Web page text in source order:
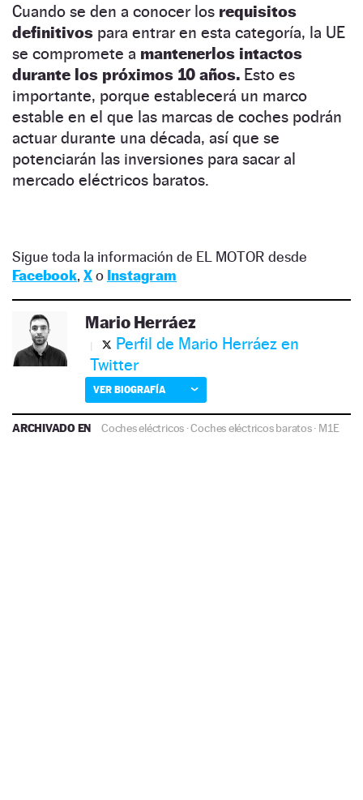
Cuando se den a conocer los requisitos
definitivos para entrar en esta categoría, la UE
se compromete a mantenerlos intactos
durante los próximos 10 años. Esto es
importante, porque establecerá un marco
estable en el que las marcas de coches podrán
actuar durante una década, así que se
potenciarán las inversiones para sacar al
mercado eléctricos baratos.
Sigue toda la información de EL MOTOR desde
Facebook, Xo Instagram
Mario Herráez
Perfil de Mario Herráez en
Twitter
VER BIOGRAFÍA
ARCHIVADO EN Coches eléctricos ·Coches eléctricos baratos· M1E